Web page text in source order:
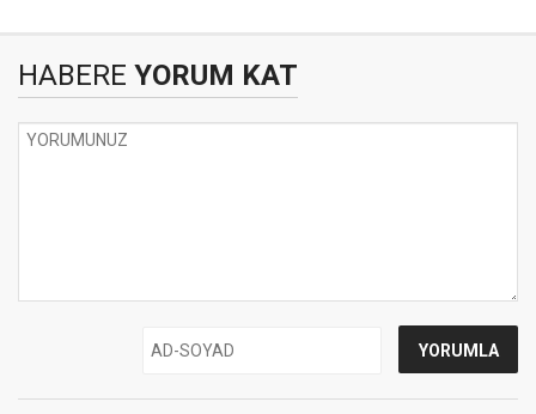
HABERE YORUM KAT